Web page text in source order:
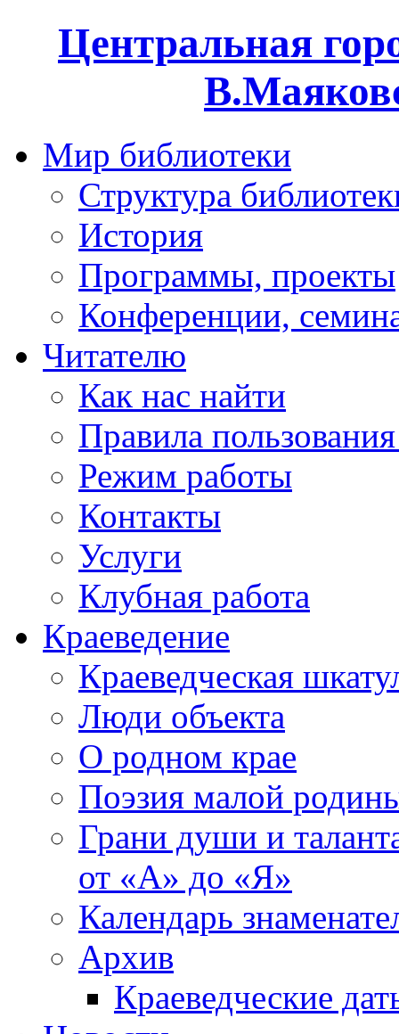
Центральная
Мир библиотеки
Структура
История
Программы, проекты
Конференции,
Читателю
Как нас найти
Правила
Режим работы
Контакты
Услуги
Клубная работа
Краеведение
Краеведческая
Люди объекта
О родном крае
Поэзия малой
Грани души и
от «А» до «Я»
Календарь
Архив
Краеведческие